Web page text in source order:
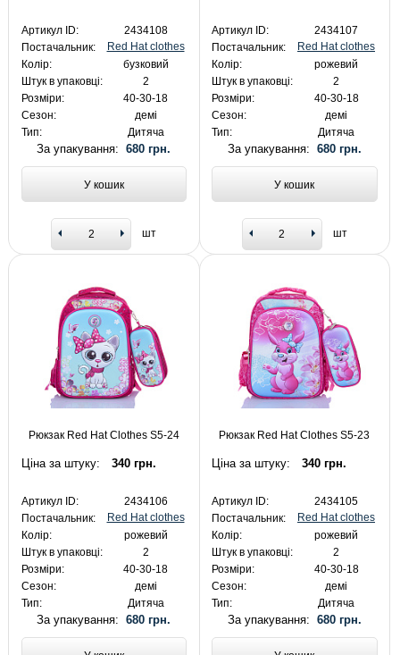
Артикул ID:
2434108
Постачальник:
Red Hat clothes
Колір:
бузковий
Штук в упаковці:
2
Розміри:
40-30-18
Сезон:
демі
Тип:
Дитяча
За упакування:680 грн.
У кошик
шт
Артикул ID:
2434107
Постачальник:
Red Hat clothes
Колір:
рожевий
Штук в упаковці:
2
Розміри:
40-30-18
Сезон:
демі
Тип:
Дитяча
За упакування: 680 грн.
У кошик
шт
Рюкзак Red Hat Clothes S5-24
Ціна за штуку: 340 грн.
Артикул ID:
2434106
Постачальник:
Red Hat clothes
Колір:
рожевий
Штук в упаковці:
2
Розміри:
40-30-18
Сезон:
демі
Тип:
Дитяча
За упакування:680 грн.
Рюкзак Red Hat Clothes S5-23
Ціна за штуку: 340 грн.
Артикул ID:
2434105
Постачальник:
Red Hat clothes
Колір:
рожевий
Штук в упаковці:
2
Розміри:
40-30-18
Сезон:
демі
Тип:
Дитяча
За упакування: 680 грн.